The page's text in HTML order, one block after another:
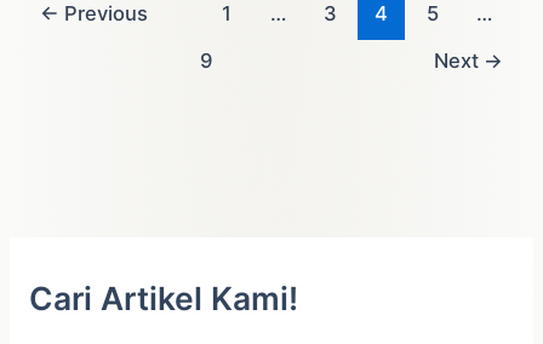
← Previous 1 … 3 4 5
…
9
Next →
Cari Artikel Kami!